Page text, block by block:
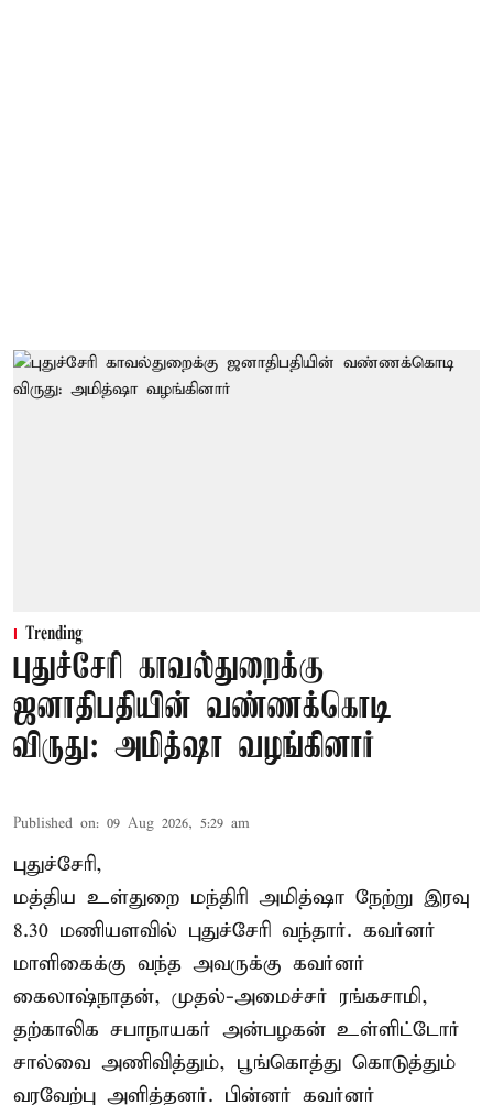
Trending
புதுச்சேரி காவல்துறைக்கு
ஜனாதிபதியின் வண்ணக்கொடி
விருது: அமித்ஷா வழங்கினார்
Published on: 09 Aug 2026, 5:29 am
புதுச்சேரி,
மத்திய உள்துறை மந்திரி அமித்ஷா நேற்று இரவு
8.30 மணியளவில் புதுச்சேரி வந்தார். கவர்னர்
மாளிகைக்கு வந்த அவருக்கு கவர்னர்
கைலாஷ்நாதன், முதல்-அமைச்சர் ரங்கசாமி,
தற்காலிக சபாநாயகர் அன்பழகன் உள்ளிட்டோர்
சால்வை அணிவித்தும், பூங்கொத்து கொடுத்தும்
வரவேற்பு அளித்தனர். பின்னர் கவர்னர்